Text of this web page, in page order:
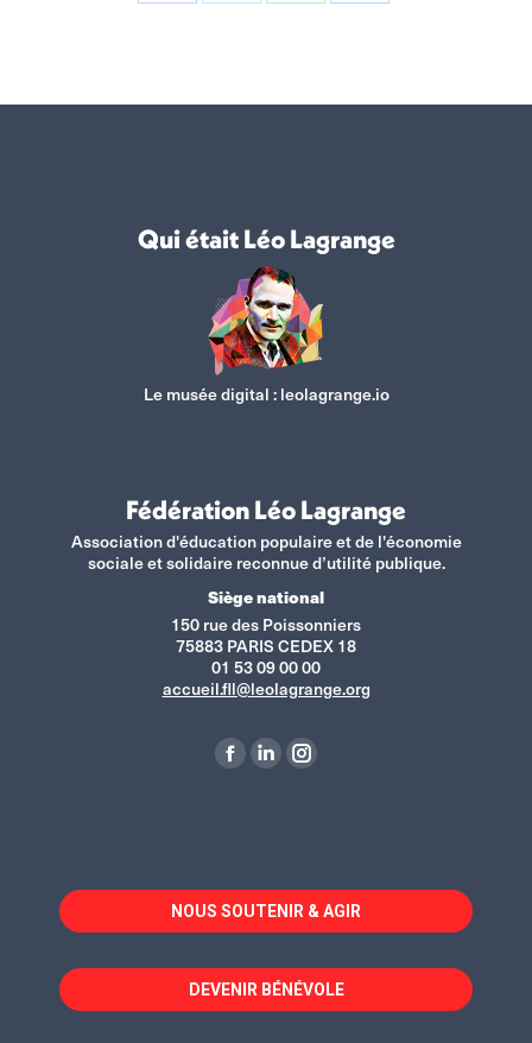
Qui était Léo Lagrange
Le musée digital :leolagrange.io
Fédération Léo Lagrange
Association d'éducation populaire et de l'économie
sociale et solidaire reconnue d’utilité publique.
Siège national
150 rue des Poissonniers
75883 PARIS CEDEX 18
01 53 09 00 00
accueil.fll@leolagrange.org
La
dans
une
fenêtre
La
dans
une
fenêtre
La
dans
une
fenêtre
NOUS SOUTENIR & AGIR
DEVENIR BÉNÉVOLE